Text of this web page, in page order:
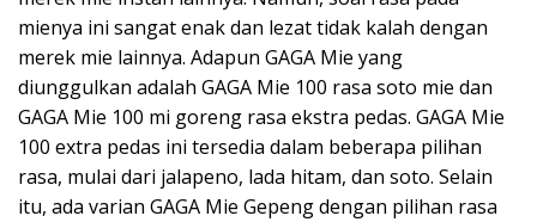
mienya ini sangat enak dan lezat tidak kalah dengan
merek mie lainnya. Adapun GAGA Mie yang
diunggulkan adalah GAGA Mie 100 rasa soto mie dan
GAGA Mie 100 mi goreng rasa ekstra pedas. GAGA Mie
100 extra pedas ini tersedia dalam beberapa pilihan
rasa, mulai dari jalapeno, lada hitam, dan soto. Selain
itu, ada varian GAGA Mie Gepeng dengan pilihan rasa